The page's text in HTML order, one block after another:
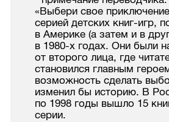
«Выбери свое
серией детских книг-игр,
в Америке (а затем и в
в 1980-х годах. Они были
от второго лица, где
становился главным
возможность сделать
изменил бы историю. В
по 1998 годы вышло 15
серии.